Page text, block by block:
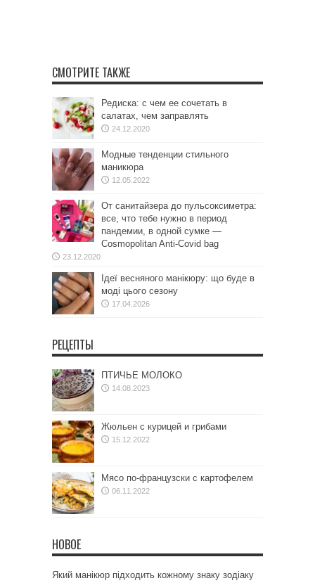
СМОТРИТЕ ТАКЖЕ
Редиска: с чем ее сочетать в
салатах, чем заправлять
24.12.2020
Модные тенденции стильного
маникюра
12.05.2022
От санитайзера до пульсоксиметра:
все, что тебе нужно в период
пандемии, в одной сумке —
Cosmopolitan Anti-Covid bag
23.12.2020
Ідеї весняного манікюру: що буде в
моді цього сезону
17.04.2026
РЕЦЕПТЫ
ПТИЧЬЕ МОЛОКО
14.08.2023
Жюльен с курицей и грибами
15.12.2022
Мясо по-французски с картофелем
06.11.2022
НОВОЕ
Який манікюр підходить кожному знаку зодіаку